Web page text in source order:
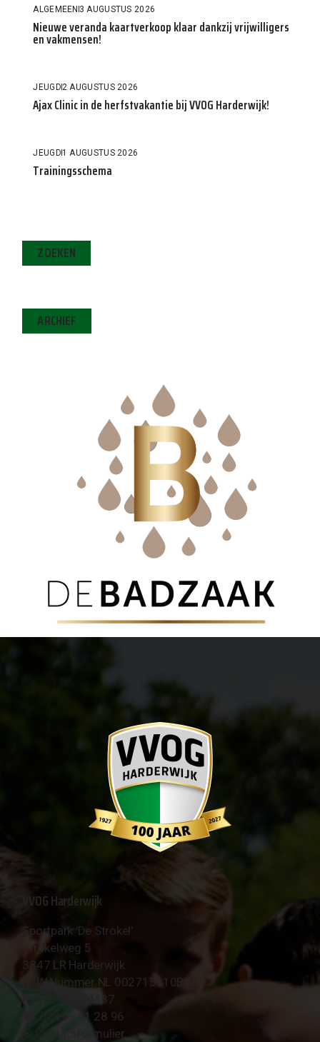
ALGEMEEN3 AUGUSTUS 2026
Nieuwe veranda kaartverkoop klaar dankzij vrijwilligers
en vakmensen!
JEUGD2 AUGUSTUS 2026
Ajax Clinic in de herfstvakantie bij VVOG Harderwijk!
JEUGD1 AUGUSTUS 2026
Trainingsschema
ZOEKEN
ARCHIEF
VVOG Harderwijk
Sportpark 'De Strokel'
Strokelweg 5
3847 LR Harderwijk
BTW Nummer NL 002715910B01
KvK Nr 40094437
☎︎ 0341 - 41 28 96
✉︎ Contactformulier